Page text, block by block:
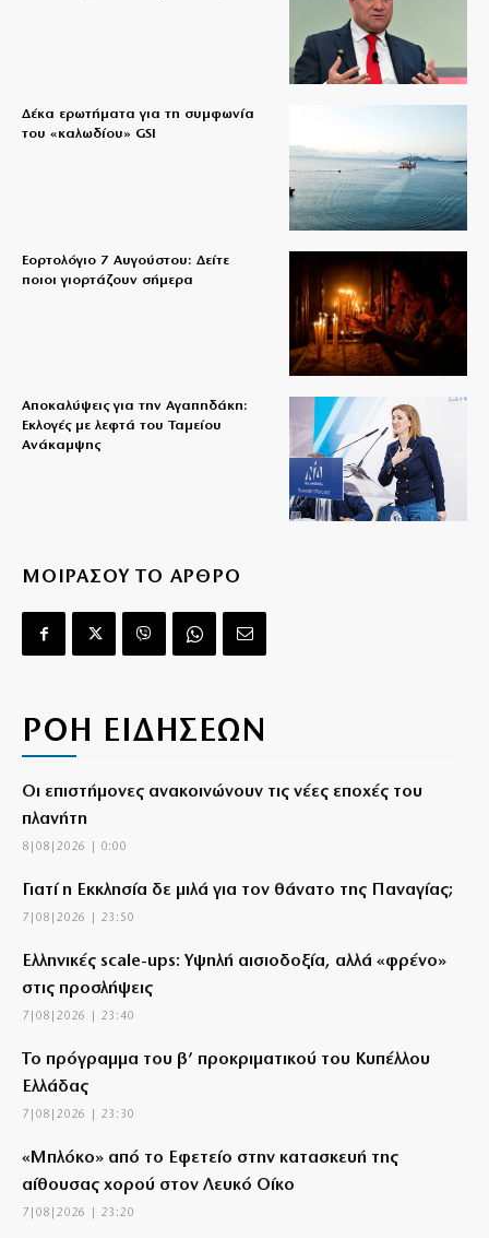
Δέκα ερωτήματα για τη συμφωνία
του «καλωδίου» GSI
Εορτολόγιο 7 Αυγούστου: Δείτε
ποιοι γιορτάζουν σήμερα
Αποκαλύψεις για την Αγαπηδάκη:
Εκλογές με λεφτά του Ταμείου
Ανάκαμψης
ΜΟΙΡΑΣΟΥ ΤΟ ΑΡΘΡΟ
ΡΟΗ ΕΙΔΗΣΕΩΝ
Οι επιστήμονες ανακοινώνουν τις νέες εποχές του
πλανήτη
8|08|2026 | 0:00
Γιατί η Εκκλησία δε μιλά για τον θάνατο της Παναγίας;
7|08|2026 | 23:50
Ελληνικές scale-ups: Υψηλή αισιοδοξία, αλλά «φρένο»
στις προσλήψεις
7|08|2026 | 23:40
Το πρόγραμμα του β’ προκριματικού του Κυπέλλου
Ελλάδας
7|08|2026 | 23:30
«Μπλόκο» από το Εφετείο στην κατασκευή της
αίθουσας χορού στον Λευκό Οίκο
7|08|2026 | 23:20